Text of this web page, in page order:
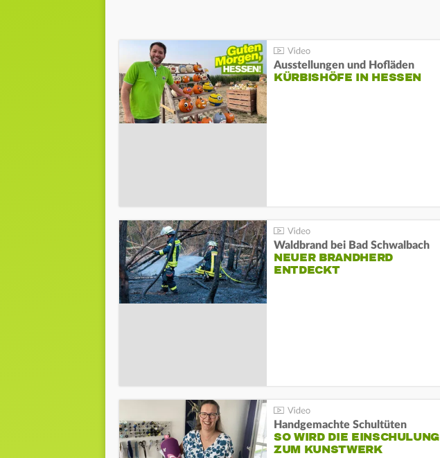
Ausstellungen und Hofläden
KÜRBISHÖFE IN HESSEN
Waldbrand bei Bad Schwalbach
NEUER BRANDHERD
ENTDECKT
Handgemachte Schultüten
SO WIRD DIE EINSCHULUNG
ZUM KUNSTWERK